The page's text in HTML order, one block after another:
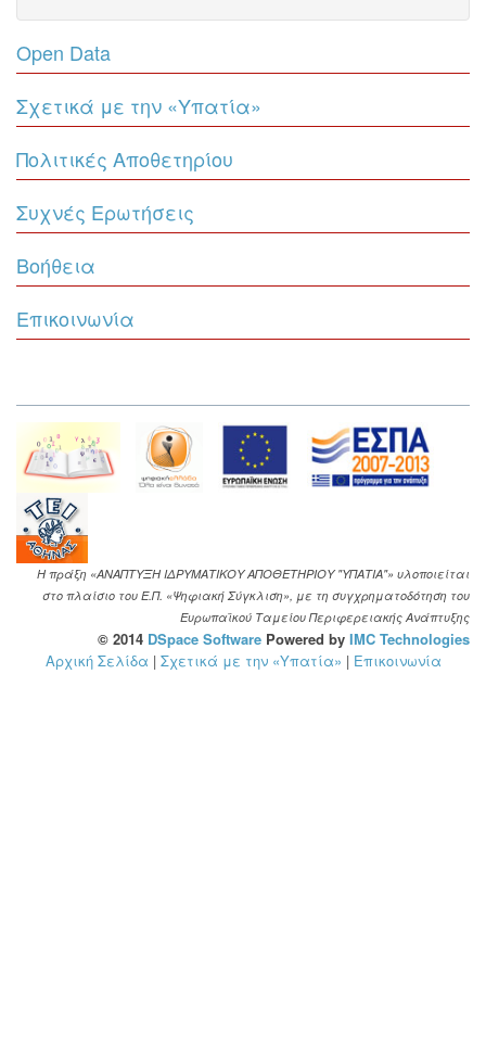
Open Data
Σχετικά με την «Υπατία»
Πολιτικές Αποθετηρίου
Συχνές Ερωτήσεις
Βοήθεια
Επικοινωνία
Η πράξη «ΑΝΑΠΤΥΞΗ ΙΔΡΥΜΑΤΙΚΟΥ ΑΠΟΘΕΤΗΡΙΟΥ "ΥΠΑΤΙΑ"» υλοποιείται
στο πλαίσιο του Ε.Π. «Ψηφιακή Σύγκλιση», με τη συγχρηματοδότηση του
Ευρωπαϊκού Ταμείου Περιφερειακής Ανάπτυξης
© 2014 DSpace Software Powered by IMC Technologies
Αρχική Σελίδα | Σχετικά με την «Υπατία» | Επικοινωνία